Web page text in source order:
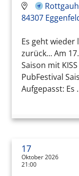
84307
Es geht wieder
zurück... Am
Saison mit
PubFestival
Aufgepasst: Es
17
Oktober 2026
21:00